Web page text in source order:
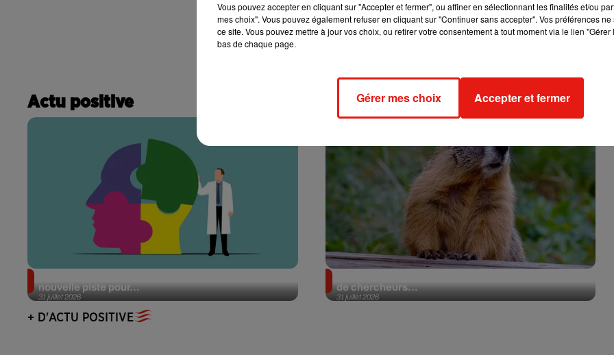
Actu positive
31 juillet 2026
nouvelle piste pour...
31 juillet 2026
de chercheurs...
+ D'ACTU POSITIVE
Vous pouvez accepter en cliquant sur "Accepter et fermer", ou affiner en sélectionnant les finalités et/ou
mes choix". Vous pouvez également refuser en cliquant sur "Continuer sans accepter". Vos préférences
ce site. Vous pouvez mettre à jour vos choix, ou retirer votre consentement à tout moment via le lien
bas de chaque page.
Gérer mes choix Accepter et fermer